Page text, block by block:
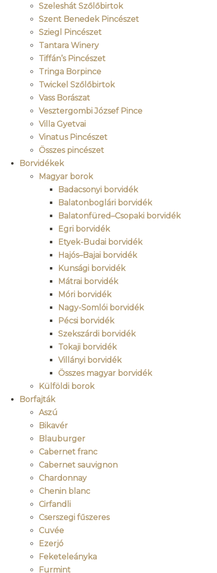
Szeleshát Szőlőbirtok
Szent Benedek Pincészet
Sziegl Pincészet
Tantara Winery
Tiffán’s Pincészet
Tringa Borpince
Twickel Szőlőbirtok
Vass Borászat
Vesztergombi József Pince
Villa Gyetvai
Vinatus Pincészet
Összes pincészet
Borvidékek
Magyar borok
Badacsonyi borvidék
Balatonboglári borvidék
Balatonfüred–Csopaki borvidék
Egri borvidék
Etyek-Budai borvidék
Hajós–Bajai borvidék
Kunsági borvidék
Mátrai borvidék
Móri borvidék
Nagy-Somlói borvidék
Pécsi borvidék
Szekszárdi borvidék
Tokaji borvidék
Villányi borvidék
Összes magyar borvidék
Külföldi borok
Borfajták
Aszú
Bikavér
Blauburger
Cabernet franc
Cabernet sauvignon
Chardonnay
Chenin blanc
Cirfandli
Cserszegi fűszeres
Cuvée
Ezerjó
Feketeleányka
Furmint